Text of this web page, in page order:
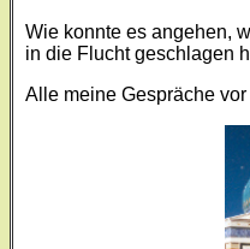
Wie konnte es angehen,
in die Flucht geschlagen
Alle meine Gespräche